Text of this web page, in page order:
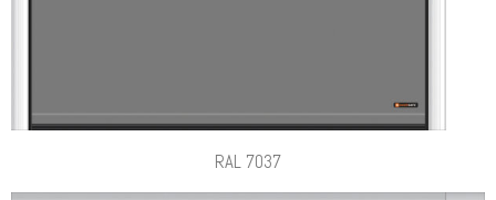
RAL 7037